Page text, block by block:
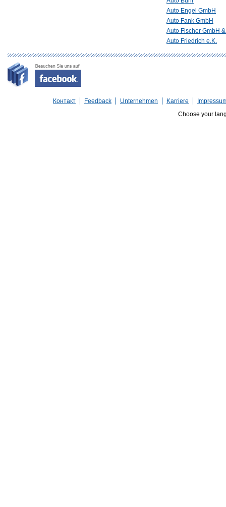
Auto Engel GmbH
Auto Fank GmbH
Auto Fischer GmbH
Auto Friedrich e.K.
Контакт Feedback Unternehmen Karriere
Choose your